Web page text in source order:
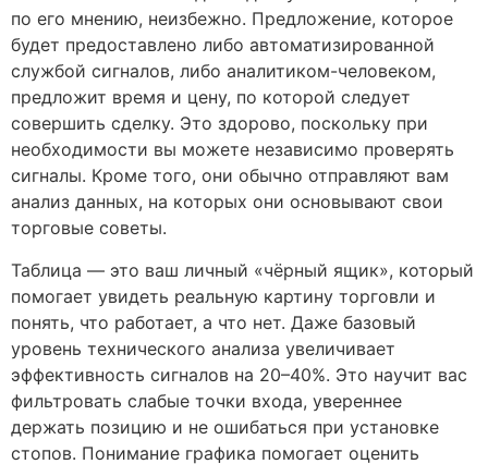
по его мнению, неизбежно. Предложение, которое
будет предоставлено либо автоматизированной
службой сигналов, либо аналитиком-человеком,
предложит время и цену, по которой следует
совершить сделку. Это здорово, поскольку при
необходимости вы можете независимо проверять
сигналы. Кроме того, они обычно отправляют вам
анализ данных, на которых они основывают свои
торговые советы.
Таблица — это ваш личный «чёрный ящик», который
помогает увидеть реальную картину торговли и
понять, что работает, а что нет. Даже базовый
уровень технического анализа увеличивает
эффективность сигналов на 20–40%. Это научит вас
фильтровать слабые точки входа, увереннее
держать позицию и не ошибаться при установке
стопов. Понимание графика помогает оценить